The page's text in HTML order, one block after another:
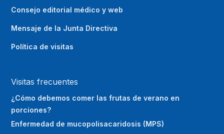
Consejo editorial médico y web
Mensaje de la Junta Directiva
Política de visitas
Visitas frecuentes
¿Cómo debemos comer las frutas de verano en
porciones?
Enfermedad de mucopolisacaridosis (MPS)